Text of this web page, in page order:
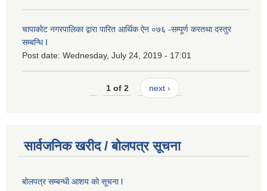
चापाकोट नगरपालिका द्वारा पारित आर्थिक ऐन ०७६ -सम्पूर्ण करतथा दस्तुर
सम्बन्धि I
Post date: Wednesday, July 24, 2019 - 17:01
1 of 2 next ›
सार्वजनिक खरीद / बोलपत्र सूचना
बोलपत्र सम्बन्धी आशय को सूचना l